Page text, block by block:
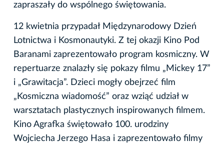
zapraszały do wspólnego świętowania.
12 kwietnia przypadał Międzynarodowy Dzień
Lotnictwa i Kosmonautyki. Z tej okazji Kino Pod
Baranami zaprezentowało program kosmiczny. W
repertuarze znalazły się pokazy filmu „Mickey 17”
i „Grawitacja”. Dzieci mogły obejrzeć film
„Kosmiczna wiadomość” oraz wziąć udział w
warsztatach plastycznych inspirowanych filmem.
Kino Agrafka świętowało 100. urodziny
Wojciecha Jerzego Hasa i zaprezentowało filmy